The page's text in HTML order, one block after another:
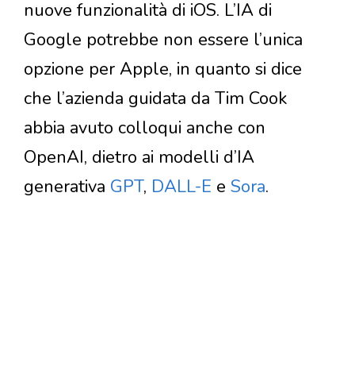
nuove funzionalità di iOS. L’IA di
Google potrebbe non essere l’unica
opzione per Apple, in quanto si dice
che l’azienda guidata da Tim Cook
abbia avuto colloqui anche con
OpenAI, dietro ai modelli d’IA
generativa GPT, DALL-E e Sora.